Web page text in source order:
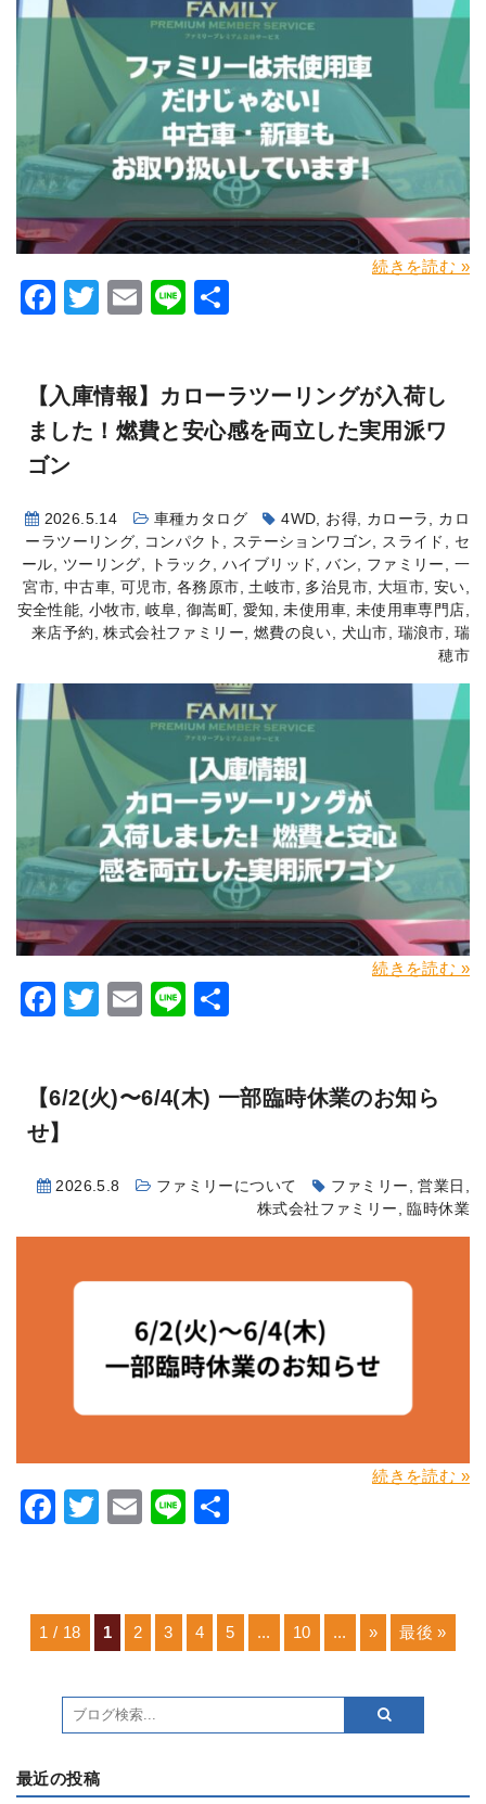
続きを読む »
Facebook
Twitter
Email
Line
【入庫情報】カローラツーリングが入荷し
ました！燃費と安心感を両立した実用派ワ
ゴン
2026.5.14 車種カタログ 4WD, お得, カローラ , カロ
ーラツーリング, コンパクト , ステーションワゴン, スライド , セ
ール, ツーリング, トラック , ハイブリッド ,バン, ファミリー , 一
宮市, 中古車, 可児市, 各務原市,土岐市, 多治見市, 大垣市, 安い,
安全性能,小牧市,岐阜, 御嵩町 , 愛知 ,未使用車, 未使用車専門店,
来店予約 ,株式会社ファミリー, 燃費の良い, 犬山市, 瑞浪市, 瑞
穂市
続きを読む »
Facebook
Twitter
Email
Line
【6/2(火)〜6/4(木) 一部臨時休業のお知ら
せ】
2026.5.8 ファミリーについて ファミリー ,営業日
株式会社ファミリー
臨時休業
続きを読む »
Facebook
Twitter
Email
Line
1 / 18 1 2 3 4 5 ... 10 ... » 最後 »
最近の投稿